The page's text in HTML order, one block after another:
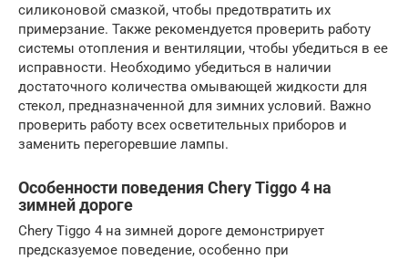
силиконовой смазкой, чтобы предотвратить их
примерзание. Также рекомендуется проверить работу
системы отопления и вентиляции, чтобы убедиться в ее
исправности. Необходимо убедиться в наличии
достаточного количества омывающей жидкости для
стекол, предназначенной для зимних условий. Важно
проверить работу всех осветительных приборов и
заменить перегоревшие лампы.
Особенности поведения Chery Tiggo 4 на
зимней дороге
Chery Tiggo 4 на зимней дороге демонстрирует
предсказуемое поведение, особенно при